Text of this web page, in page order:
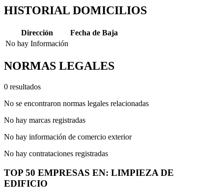
HISTORIAL DOMICILIOS
Dirección
Fecha de Baja
No hay Información
NORMAS LEGALES
0 resultados
No se encontraron normas legales relacionadas
No hay marcas registradas
No hay información de comercio exterior
No hay contrataciones registradas
TOP 50 EMPRESAS EN: LIMPIEZA DE
EDIFICIO